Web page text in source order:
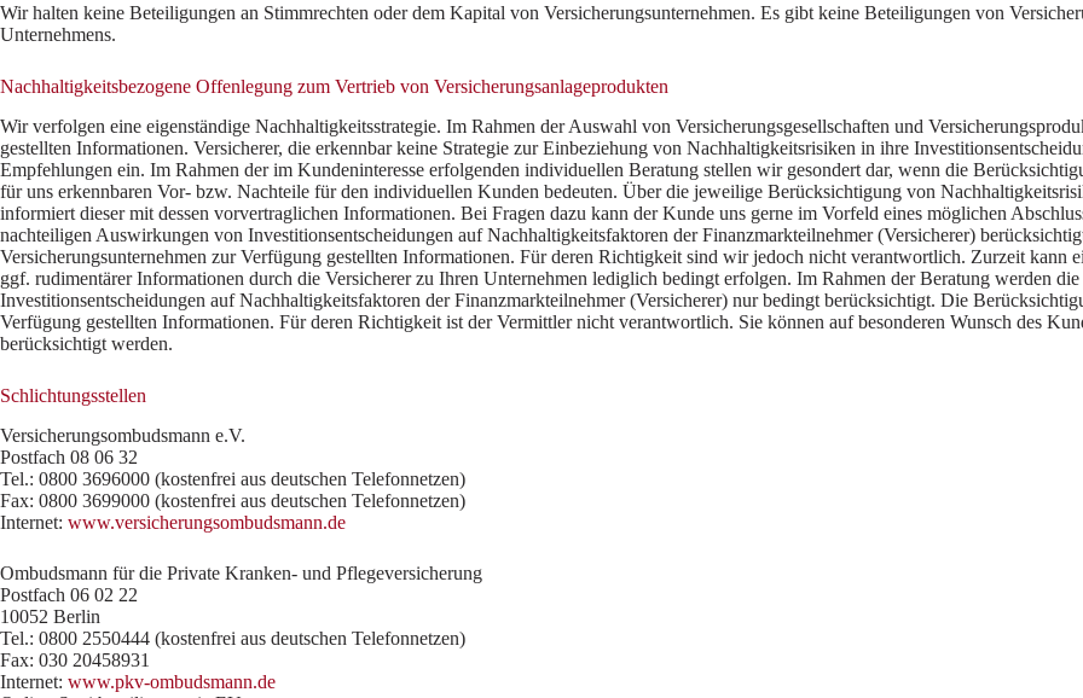
Wir halten keine Beteiligungen an Stimmrechten oder dem Kapital von Versicherungsunternehmen. Es gibt keine Beteiligungen von
Unternehmens.
Nachhaltigkeitsbezogene Offenlegung zum Vertrieb von Versicherungsanlageprodukten
Wir verfolgen eine eigenständige Nachhaltigkeitsstrategie. Im Rahmen der Auswahl von Versicherungsgesellschaften und
gestellten Informationen. Versicherer, die erkennbar keine Strategie zur Einbeziehung von Nachhaltigkeitsrisiken in ihre
Empfehlungen ein. Im Rahmen der im Kundeninteresse erfolgenden individuellen Beratung stellen wir gesondert dar, wenn die
für uns erkennbaren Vor- bzw. Nachteile für den individuellen Kunden bedeuten. Über die jeweilige Berücksichtigung von
informiert dieser mit dessen vorvertraglichen Informationen. Bei Fragen dazu kann der Kunde uns gerne im Vorfeld eines möglichen
nachteiligen Auswirkungen von Investitionsentscheidungen auf Nachhaltigkeitsfaktoren der Finanzmarkteilnehmer (Versicherer)
Versicherungsunternehmen zur Verfügung gestellten Informationen. Für deren Richtigkeit sind wir jedoch nicht verantwortlich. Zurzeit kann
ggf. rudimentärer Informationen durch die Versicherer zu Ihren Unternehmen lediglich bedingt erfolgen. Im Rahmen der Beratung werden
Investitionsentscheidungen auf Nachhaltigkeitsfaktoren der Finanzmarkteilnehmer (Versicherer) nur bedingt berücksichtigt. Die
Verfügung gestellten Informationen. Für deren Richtigkeit ist der Vermittler nicht verantwortlich. Sie können auf besonderen Wunsch des
berücksichtigt werden.
Schlichtungsstellen
Versicherungsombudsmann e.V.
Postfach 08 06 32
Tel.: 0800 3696000 (kostenfrei aus deutschen Telefonnetzen)
Fax: 0800 3699000 (kostenfrei aus deutschen Telefonnetzen)
Internet: www.versicherungsombudsmann.de
Ombudsmann für die Private Kranken- und Pflegeversicherung
Postfach 06 02 22
10052 Berlin
Tel.: 0800 2550444 (kostenfrei aus deutschen Telefonnetzen)
Fax: 030 20458931
Internet: www.pkv-ombudsmann.de